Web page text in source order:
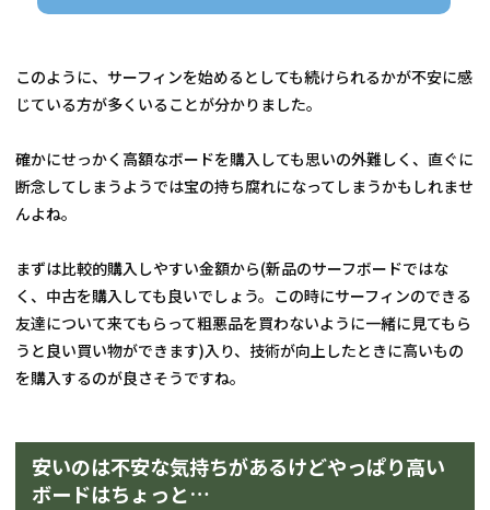
このように、サーフィンを始めるとしても続けられるかが不安に感
じている方が多くいることが分かりました。
確かにせっかく高額なボードを購入しても思いの外難しく、直ぐに
断念してしまうようでは宝の持ち腐れになってしまうかもしれませ
んよね。
まずは比較的購入しやすい金額から(新品のサーフボードではな
く、中古を購入しても良いでしょう。この時にサーフィンのできる
友達について来てもらって粗悪品を買わないように一緒に見てもら
うと良い買い物ができます)入り、技術が向上したときに高いもの
を購入するのが良さそうですね。
安いのは不安な気持ちがあるけどやっぱり高い
ボードはちょっと…